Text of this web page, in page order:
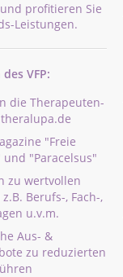
profitieren Sie
Leistungen.
VFP:
die Therapeuten-
"Freie
"Paracelsus"
zu wertvollen
Berufs-, Fach-,
u.v.m.
Aus- &
zu reduzierten